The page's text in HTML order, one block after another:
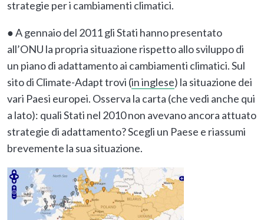
strategie per i cambiamenti climatici.
● A gennaio del 2011 gli Stati hanno presentato
all’ONU la propria situazione rispetto allo sviluppo di
un piano di adattamento ai cambiamenti climatici. Sul
sito di Climate-Adapt trovi (in inglese) la situazione dei
vari Paesi europei. Osserva la carta (che vedi anche qui
a lato): quali Stati nel 2010 non avevano ancora attuato
strategie di adattamento? Scegli un Paese e riassumi
brevemente la sua situazione.